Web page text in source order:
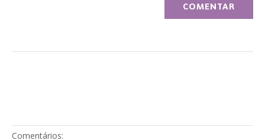
Comentários: